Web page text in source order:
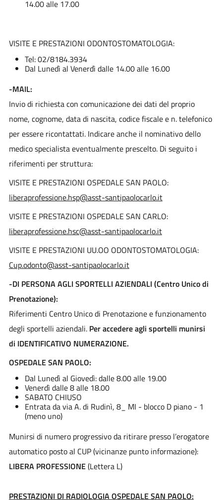
14.00 alle 17.00
VISITE E PRESTAZIONI ODONTOSTOMATOLOGIA:
Tel: 02/8184.3934
Dal Lunedì al Venerdì dalle 14.00 alle 16.00
-MAIL:
Invio di richiesta con comunicazione dei dati del proprio
nome, cognome, data di nascita, codice fiscale e n. telefonico
per essere ricontattati. Indicare anche il nominativo dello
medico specialista eventualmente prescelto. Di seguito i
riferimenti per struttura:
VISITE E PRESTAZIONI OSPEDALE SAN PAOLO:
liberaprofessione.hsp@asst-santipaolocarlo.it
VISITE E PRESTAZIONI OSPEDALE SAN CARLO:
liberaprofessione.hsc@asst-santipaolocarlo.it
VISITE E PRESTAZIONI UU.OO ODONTOSTOMATOLOGIA:
Cup.odonto@asst-santipaolocarlo.it
-DI PERSONA AGLI SPORTELLI AZIENDALI (Centro Unico di
Prenotazione):
Riferimenti Centro Unico di Prenotazione e funzionamento
degli sportelli aziendali. Per accedere agli sportelli munirsi
di IDENTIFICATIVO NUMERAZIONE.
OSPEDALE SAN PAOLO:
Dal Lunedì al Giovedì: dalle 8.00 alle 19.00
Venerdì dalle 8 alle 18.00
SABATO CHIUSO
Entrata da via A. di Rudinì, 8_ MI - blocco D piano - 1
(meno uno)
Munirsi di numero progressivo da ritirare presso l’erogatore
automatico posto al CUP (vicinanze punto informazione):
LIBERA PROFESSIONE(Lettera L)
PRESTAZIONI DI RADIOLOGIA OSPEDALE SAN PAOLO: